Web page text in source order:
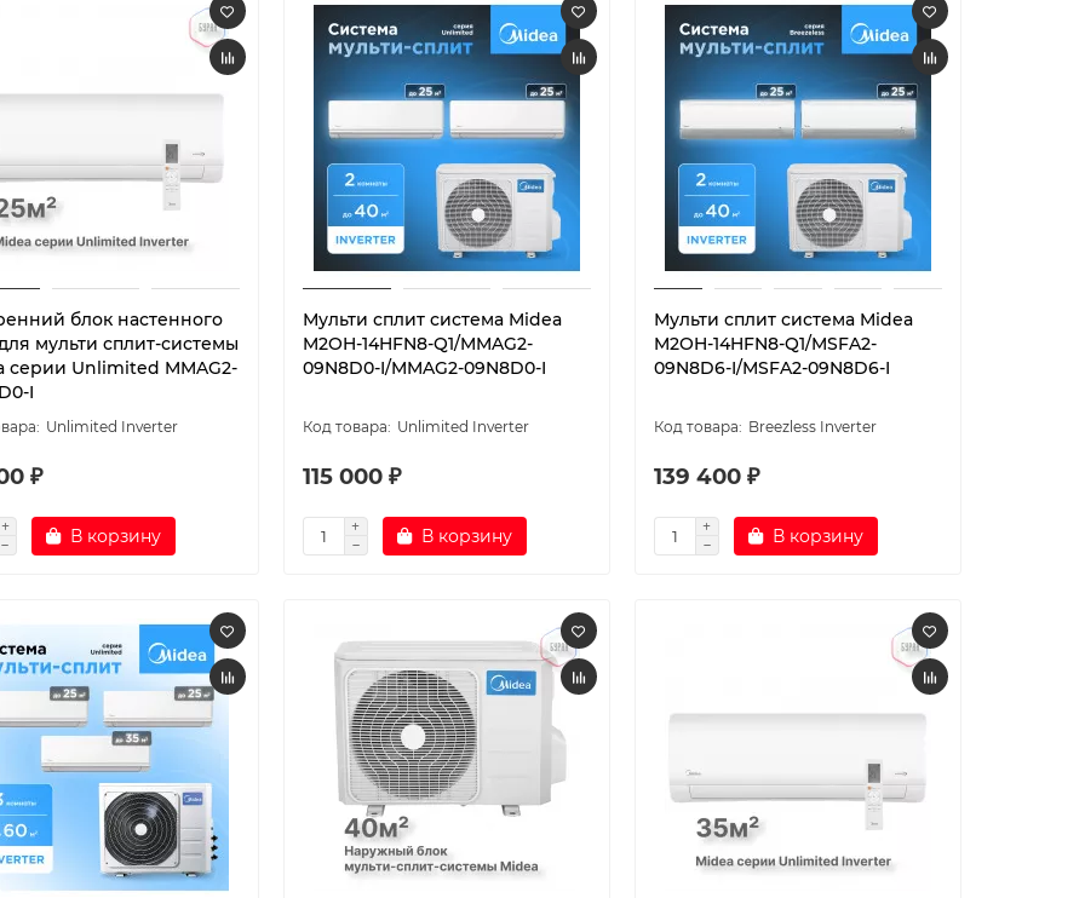
блок настенного
мульти сплит-системы
серии Unlimited MMAG2-
I
Unlimited Inverter
₽
В корзину
Мульти сплит система Midea
M2OH-14HFN8-Q1/MMAG2-
09N8D0-I/MMAG2-09N8D0-I
Unlimited Inverter
115 000 ₽
В корзину
Мульти сплит система Midea
M2OH-14HFN8-Q1/MSFA2-
09N8D6-I/MSFA2-09N8D6-I
Breezless Inverter
139 400 ₽
В корзину